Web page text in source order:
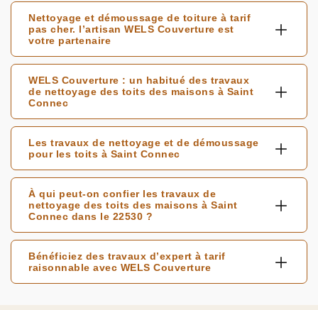
Nettoyage et démoussage de toiture à tarif
pas cher. l’artisan WELS Couverture est
votre partenaire
WELS Couverture : un habitué des travaux
de nettoyage des toits des maisons à Saint
Connec
Les travaux de nettoyage et de démoussage
pour les toits à Saint Connec
À qui peut-on confier les travaux de
nettoyage des toits des maisons à Saint
Connec dans le 22530 ?
Bénéficiez des travaux d’expert à tarif
raisonnable avec WELS Couverture